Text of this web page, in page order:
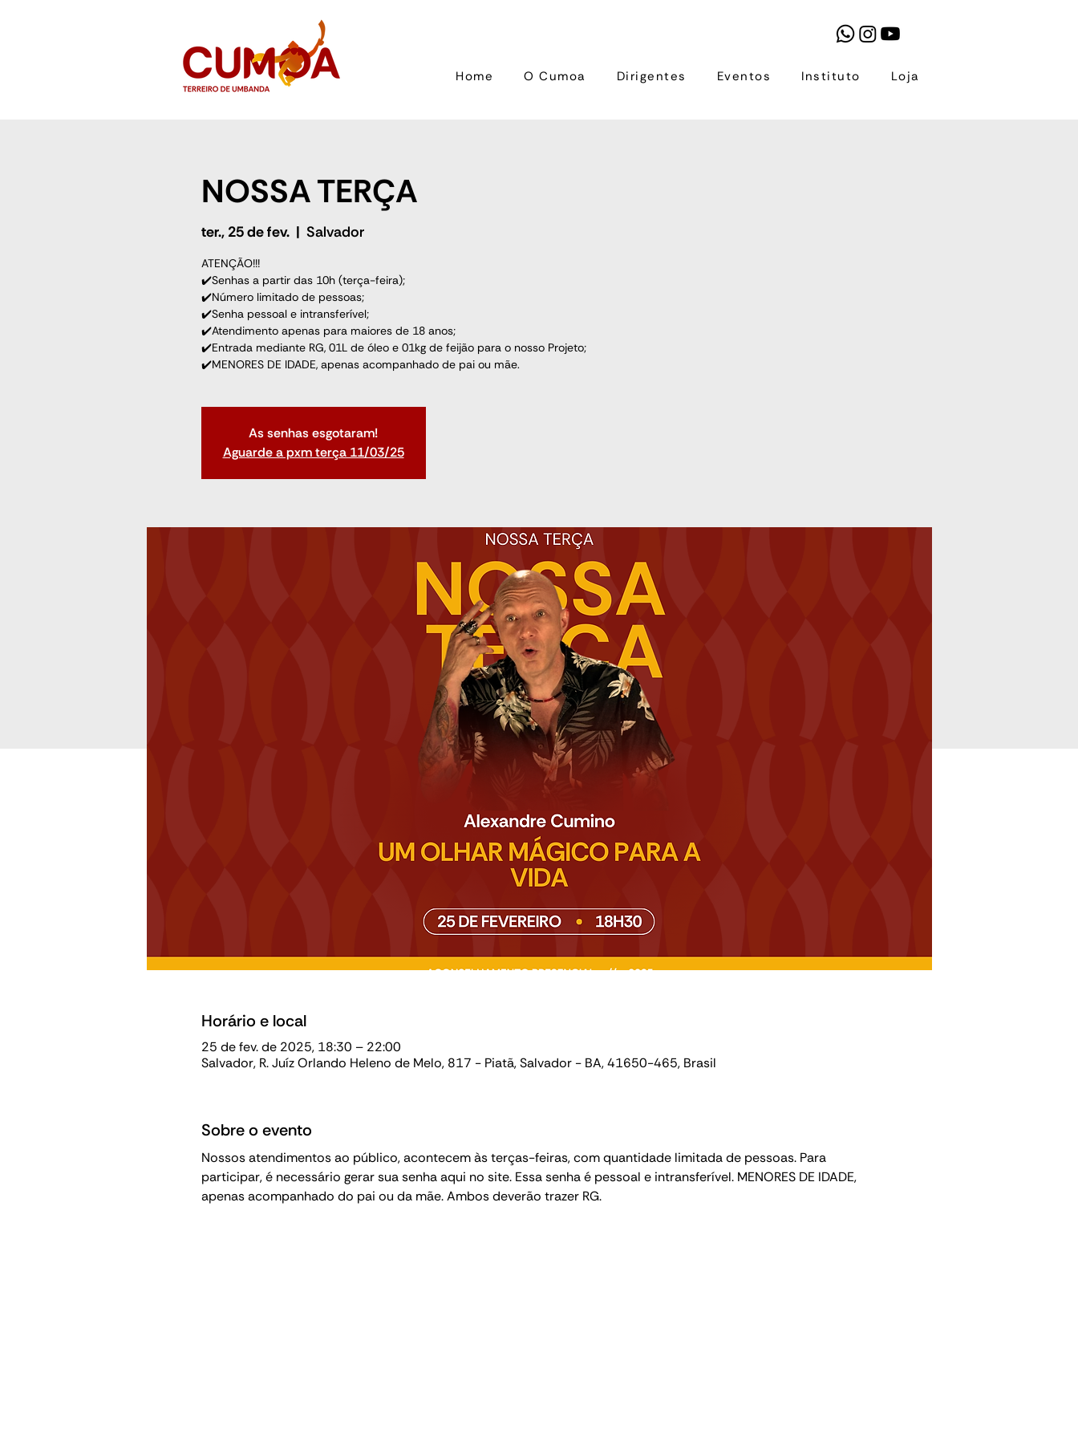
Home O Cumoa Dirigentes Eventos Instituto Loja
NOSSA TERÇA
ter., 25 de fev.
  |
Salvador
ATENÇÃO!!!
✔️Senhas a partir das 10h (terça-feira);
✔️Número limitado de pessoas;
✔️Senha pessoal e intransferível;
✔️Atendimento apenas para maiores de 18 anos;
✔️Entrada mediante RG, 01L de óleo e 01kg de feijão para o nosso Projeto;
✔️MENORES DE IDADE, apenas acompanhado de pai ou mãe.
As senhas esgotaram!
Aguarde a pxm terça 11/03/25
Horário e local
25 de fev. de 2025, 18:30 – 22:00
Salvador, R. Juíz Orlando Heleno de Melo, 817 - Piatã, Salvador - BA, 41650-465, Brasil
Sobre o evento
Nossos atendimentos ao público, acontecem às terças-feiras, com quantidade limitada de pessoas. Para
participar, é necessário gerar sua senha aqui no site. Essa senha é pessoal e intransferível. MENORES DE IDADE,
apenas acompanhado do pai ou da mãe. Ambos deverão trazer RG.